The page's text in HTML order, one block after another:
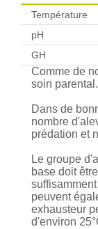
Température
pH
GH
Comme de
soin parental.
Dans de
nombre
prédation et
Le groupe
base doit
peuvent
exhausteur
d'environ